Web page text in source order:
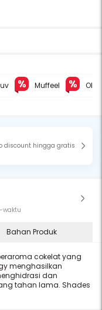
Muffeel
discount hingga gratis
waktu
Bahan Produk
cokelat yang
menghasilkan
dan
tahan lama. Shades